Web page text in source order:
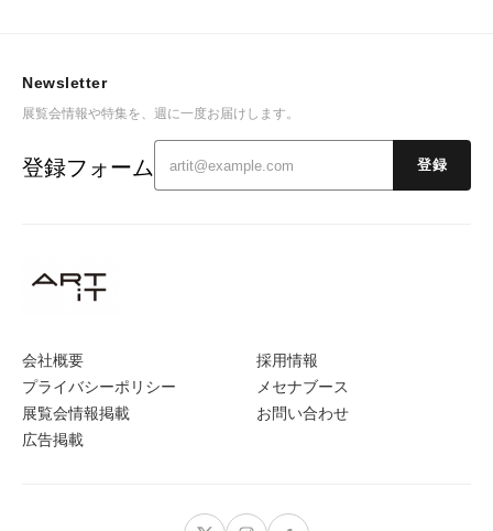
会社概要
プライバシーポリシー
展覧会情報掲載
広告掲載
採用情報
メセナブース
お問い合わせ
Newsletter
展覧会情報や特集を、週に一度お届けします。
登録フォーム 登録